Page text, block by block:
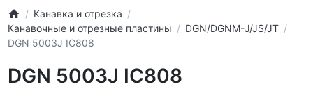
Канавка и отрезка
Канавочные и отрезные пластины
DGN/DGNM-J/JS/JT
DGN 5003J IC808
DGN 5003J IC808